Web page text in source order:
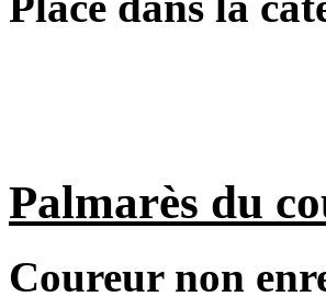
Palmarès du
Coureur non